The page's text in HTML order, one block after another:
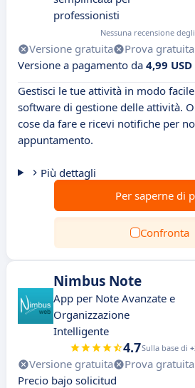
professionisti
Nessuna recensione
Versione gratuita Prova gratuita
Versione a pagamento da 4,99
Gestisci le tue attività in modo
software di gestione delle attività.
cose da fare e ricevi notifiche per
appuntamento.
Più dettagli
Per saperne di
Confronta
Nimbus Note
App per Note Avanzate e
Organizzazione
Intelligente
4.7Sulla base di
Versione gratuita Prova gratuita
Precio bajo solicitud